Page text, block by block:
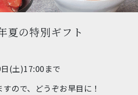
夏の特別ギフト
日(土)17:00まで
ので、どうぞお早目に！